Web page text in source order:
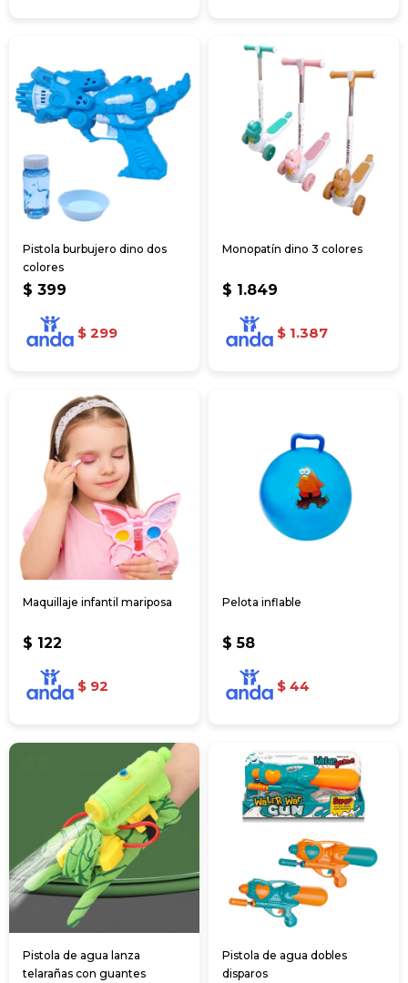
Pistola burbujero dino dos
colores
$ 399
$ 299
Monopatín dino 3 colores
$ 1.849
$ 1.387
Maquillaje infantil mariposa
$ 122
$ 92
Pelota inflable
$ 58
$ 44
Pistola de agua lanza
telarañas con guantes
Pistola de agua dobles
disparos